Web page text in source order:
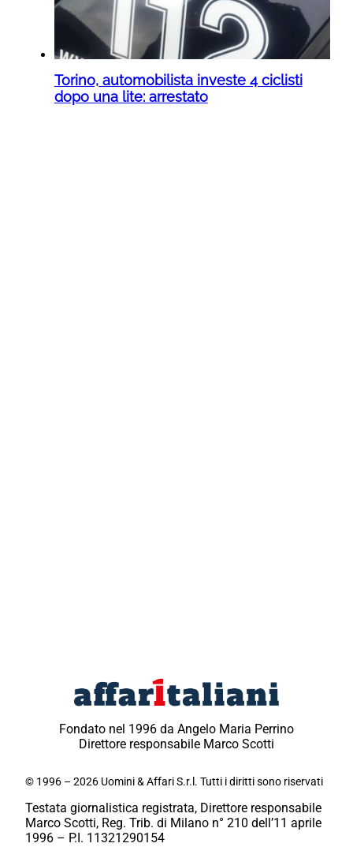
Torino, automobilista investe 4 ciclisti
dopo una lite: arrestato
Fondato nel 1996 da Angelo Maria Perrino
Direttore responsabile Marco Scotti
© 1996 – 2026 Uomini & Affari S.r.l. Tutti i diritti sono riservati
Testata giornalistica registrata, Direttore responsabile
Marco Scotti, Reg. Trib. di Milano n° 210 dell’11 aprile
1996 – P.I. 11321290154